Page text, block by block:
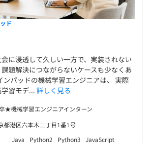
ド
に浸透して久しい一方で、実装されない
題解決につながらないケースも少なくあ
ンパッドの機械学習エンジニアは、 実際
習モデ... 詳しく見る
★機械学習エンジニアインターン
都港区六本木三丁目1番1号
Java Python2 Python3
JavaScript